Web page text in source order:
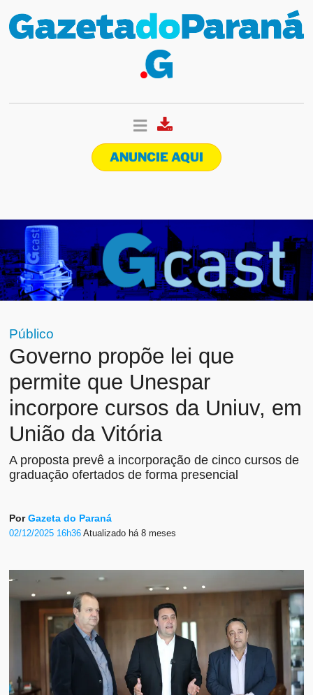
ANUNCIE AQUI
Público
Governo propõe lei que
permite que Unespar
incorpore cursos da Uniuv, em
União da Vitória
A proposta prevê a incorporação de cinco cursos de
graduação ofertados de forma presencial
PorGazeta do Paraná
02/12/2025 16h36Atualizado há 8 meses